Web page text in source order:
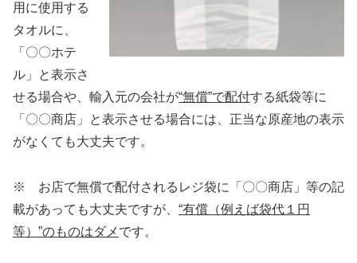
用に使用する
タオルに、
「〇〇ホテ
ル」と表示さ
せる場合や、輸入元の会社が“無償”で配付する紙袋等に
「〇〇商店」と表示させる場合には、正当な原産地の表示
がなくても大丈夫です。
※ お店で無償で配付されるレジ袋に「〇〇商店」等の記
載があっても大丈夫ですが、 “有償（例えば袋代１円
等）”のものはダメ です。